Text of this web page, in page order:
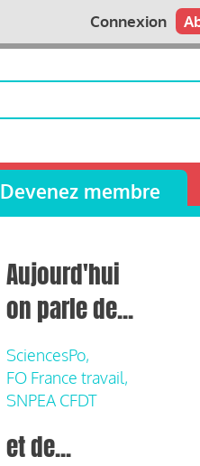
Connexion
Devenez membre
Aujourd'hui
on parle de...
SciencesPo,
FO France travail,
SNPEA CFDT
et de...